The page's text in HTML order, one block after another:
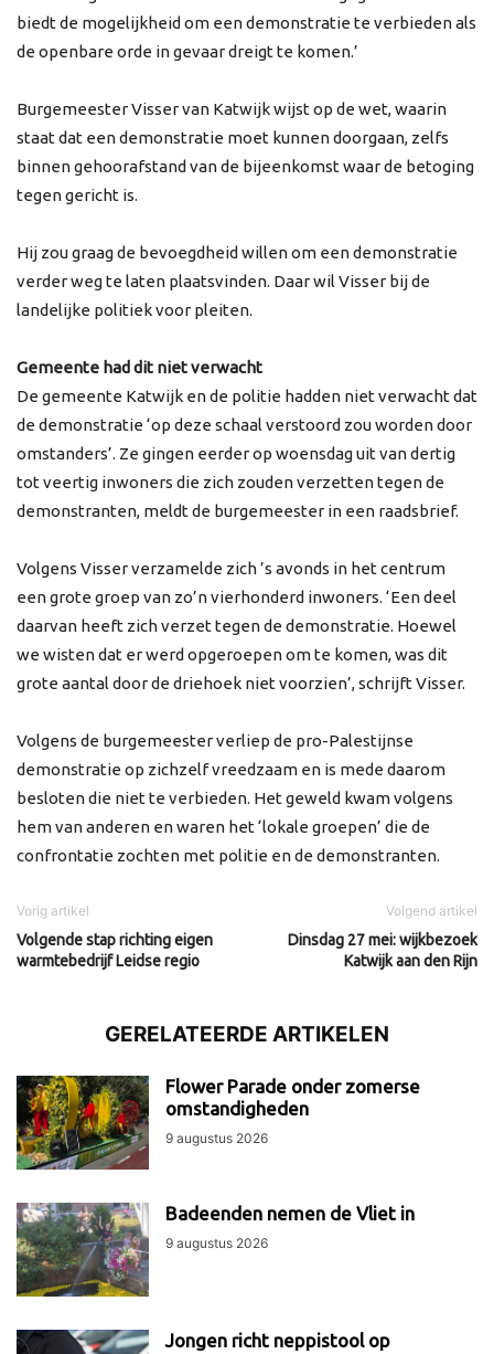
biedt de mogelijkheid om een demonstratie te verbieden als
de openbare orde in gevaar dreigt te komen.’
Burgemeester Visser van Katwijk wijst op de wet, waarin
staat dat een demonstratie moet kunnen doorgaan, zelfs
binnen gehoorafstand van de bijeenkomst waar de betoging
tegen gericht is.
Hij zou graag de bevoegdheid willen om een demonstratie
verder weg te laten plaatsvinden. Daar wil Visser bij de
landelijke politiek voor pleiten.
Gemeente had dit niet verwacht
De gemeente Katwijk en de politie hadden niet verwacht dat
de demonstratie ‘op deze schaal verstoord zou worden door
omstanders’. Ze gingen eerder op woensdag uit van dertig
tot veertig inwoners die zich zouden verzetten tegen de
demonstranten, meldt de burgemeester in een raadsbrief.
Volgens Visser verzamelde zich ’s avonds in het centrum
een grote groep van zo’n vierhonderd inwoners. ‘Een deel
daarvan heeft zich verzet tegen de demonstratie. Hoewel
we wisten dat er werd opgeroepen om te komen, was dit
grote aantal door de driehoek niet voorzien’, schrijft Visser.
Volgens de burgemeester verliep de pro-Palestijnse
demonstratie op zichzelf vreedzaam en is mede daarom
besloten die niet te verbieden. Het geweld kwam volgens
hem van anderen en waren het ‘lokale groepen’ die de
confrontatie zochten met politie en de demonstranten.
Vorig artikel
Volgende stap richting eigen
warmtebedrijf Leidse regio
Volgend artikel
Dinsdag 27 mei: wijkbezoek
Katwijk aan den Rijn
GERELATEERDE ARTIKELEN
Flower Parade onder zomerse
omstandigheden
9 augustus 2026
Badeenden nemen de Vliet in
9 augustus 2026
Jongen richt neppistool op